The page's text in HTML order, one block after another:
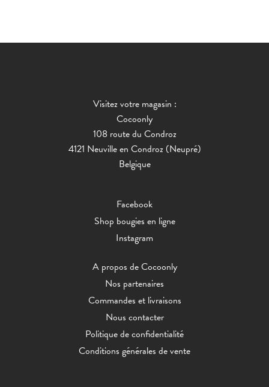
Visitez votre magasin :
Cocoonly
108 route du Condroz
4121 Neuville en Condroz (Neupré)
Belgique
Facebook
Shop bougies en ligne
Instagram
A propos de Cocoonly
Nos partenaires
Commandes et livraisons
Nous contacter
Politique de confidentialité
Conditions générales de vente